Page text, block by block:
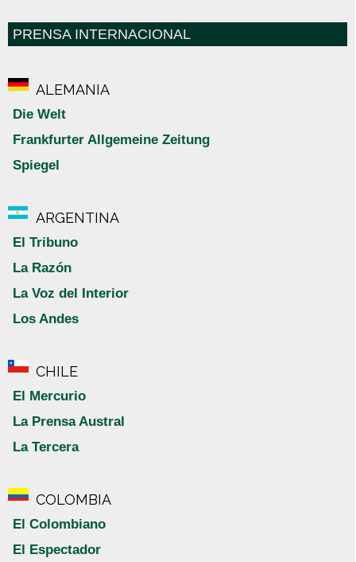
PRENSA INTERNACIONAL
ALEMANIA
Die Welt
Frankfurter Allgemeine Zeitung
Spiegel
ARGENTINA
El Tribuno
La Razón
La Voz del Interior
Los Andes
CHILE
El Mercurio
La Prensa Austral
La Tercera
COLOMBIA
El Colombiano
El Espectador